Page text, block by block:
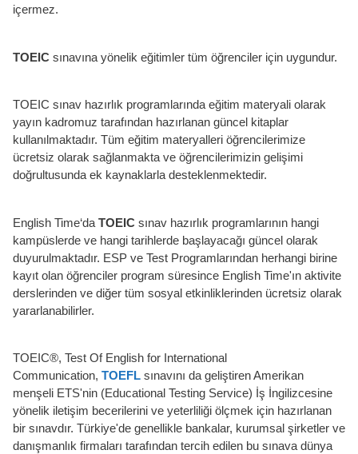
içermez.
TOEIC sınavına yönelik eğitimler tüm öğrenciler için uygundur.
TOEIC sınav hazırlık programlarında eğitim materyali olarak
yayın kadromuz tarafından hazırlanan güncel kitaplar
kullanılmaktadır. Tüm eğitim materyalleri öğrencilerimize
ücretsiz olarak sağlanmakta ve öğrencilerimizin gelişimi
doğrultusunda ek kaynaklarla desteklenmektedir.
English Time‘da TOEIC sınav hazırlık programlarının hangi
kampüslerde ve hangi tarihlerde başlayacağı güncel olarak
duyurulmaktadır. ESP ve Test Programlarından herhangi birine
kayıt olan öğrenciler program süresince English Time'ın aktivite
derslerinden ve diğer tüm sosyal etkinliklerinden ücretsiz olarak
yararlanabilirler.
TOEIC®, Test Of English for International
Communication, TOEFL sınavını da geliştiren Amerikan
menşeli ETS'nin (Educational Testing Service) İş İngilizcesine
yönelik iletişim becerilerini ve yeterliliği ölçmek için hazırlanan
bir sınavdır. Türkiye'de genellikle bankalar, kurumsal şirketler ve
danışmanlık firmaları tarafından tercih edilen bu sınava dünya